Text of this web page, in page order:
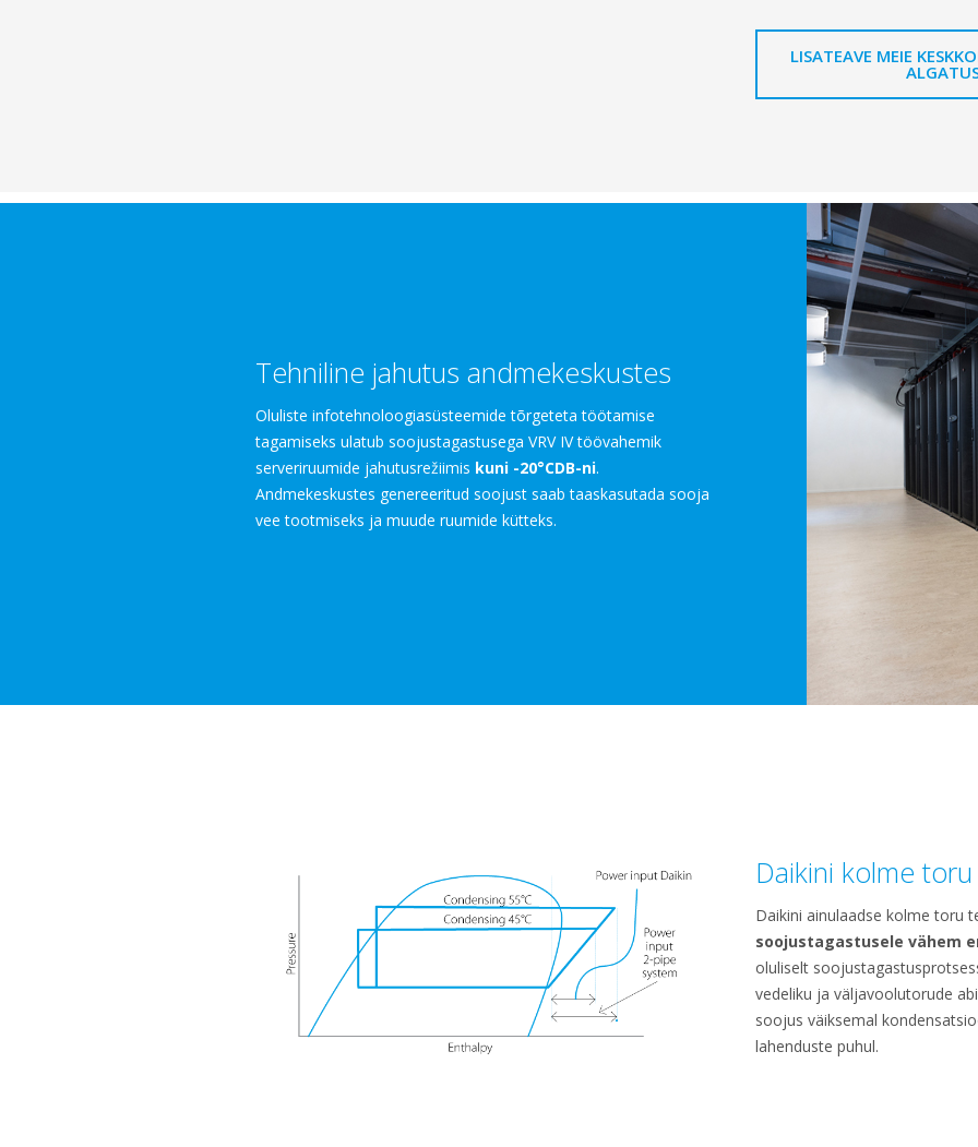
LISATEAVE MEIE
Tehniline jahutus andmekeskustes
Oluliste infotehnoloogiasüsteemide tõrgeteta töötamise
tagamiseks ulatub soojustagastusega VRV IV töövahemik
serveriruumide jahutusrežiimis kuni -20°CDB-ni.
Andmekeskustes genereeritud soojust saab taaskasutada sooja
vee tootmiseks ja muude ruumide kütteks.
Daikini kolme
Daikini ainulaadse kolme toru
soojustagastusele vähem
oluliselt
vedeliku ja väljavoolutorude
soojus väiksemal
lahenduste puhul.